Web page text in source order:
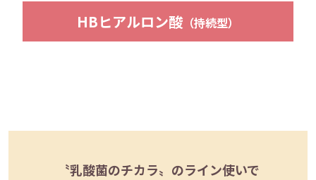
HBヒアルロン酸 （持続型）
〝乳酸菌のチカラ〟のライン使いで